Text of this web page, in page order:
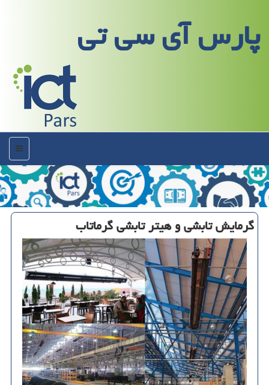
پارس آی سی تی
منو
گرمایش تابشی و هیتر تابشی گرماتاب